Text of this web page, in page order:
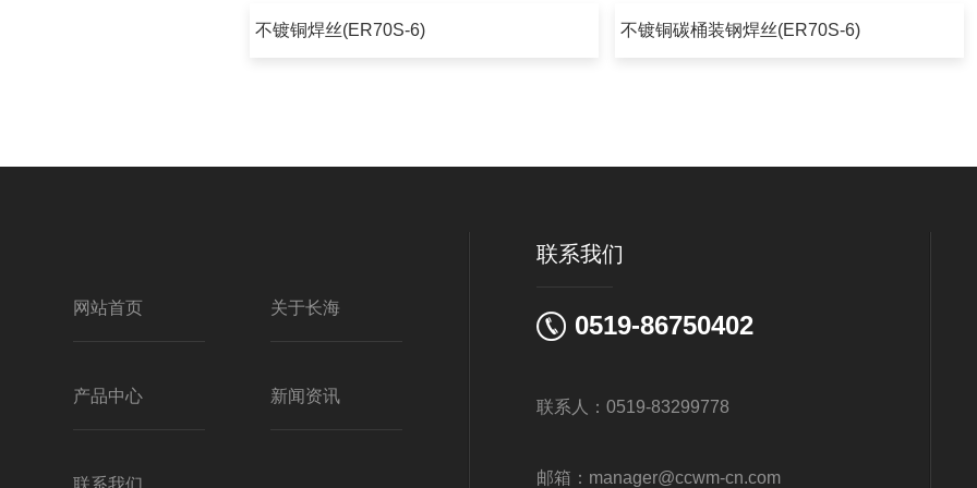
不镀铜焊丝(ER70S-6) 不镀铜碳桶装钢焊丝(ER70S-6)
网站首页 关于长海
产品中心 新闻资讯
联系我们
联系我们
0519-86750402
联系人：0519-83299778
邮箱：manager@ccwm-cn.com